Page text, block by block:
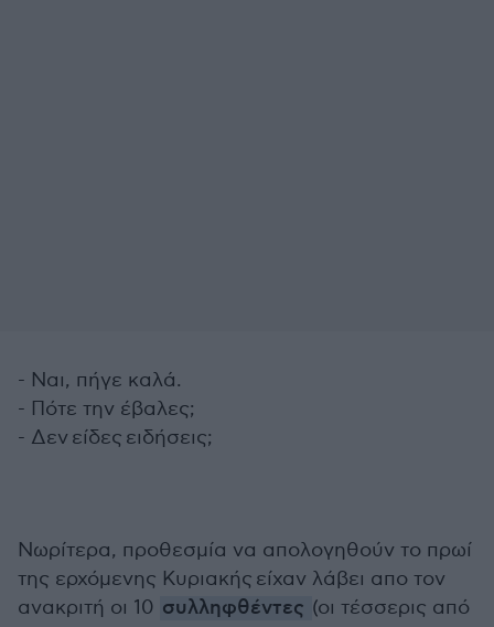
- Ναι, πήγε καλά.
- Πότε την έβαλες;
- Δεν είδες ειδήσεις;
Νωρίτερα, προθεσμία να απολογηθούν το πρωί
της ερχόμενης Κυριακής είχαν λάβει απο τον
ανακριτή οι 10 συλληφθέντες (οι τέσσερις από